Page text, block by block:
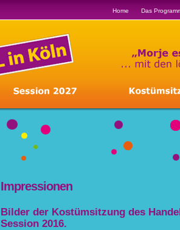
Home Das
Impressionen
Bilder der Kostümsitzung des
Session 2016.